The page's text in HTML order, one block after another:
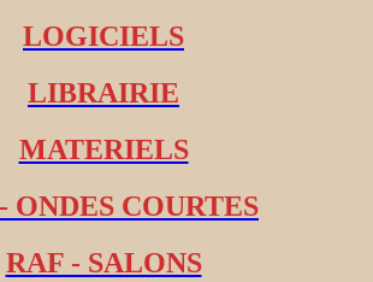
LOGICIELS
LIBRAIRIE
MATERIELS
ONDES COURTES
RAF - SALONS